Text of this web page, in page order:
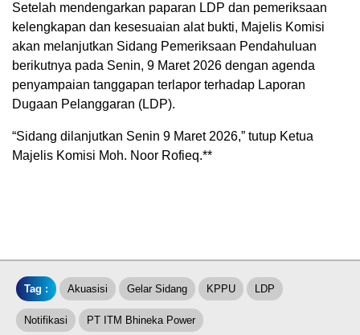
Setelah mendengarkan paparan LDP dan pemeriksaan
kelengkapan dan kesesuaian alat bukti, Majelis Komisi
akan melanjutkan Sidang Pemeriksaan Pendahuluan
berikutnya pada Senin, 9 Maret 2026 dengan agenda
penyampaian tanggapan terlapor terhadap Laporan
Dugaan Pelanggaran (LDP).
“Sidang dilanjutkan Senin 9 Maret 2026,” tutup Ketua
Majelis Komisi Moh. Noor Rofieq.**
Tag : Akuasisi Gelar Sidang KPPU LDP
Notifikasi PT ITM Bhineka Power